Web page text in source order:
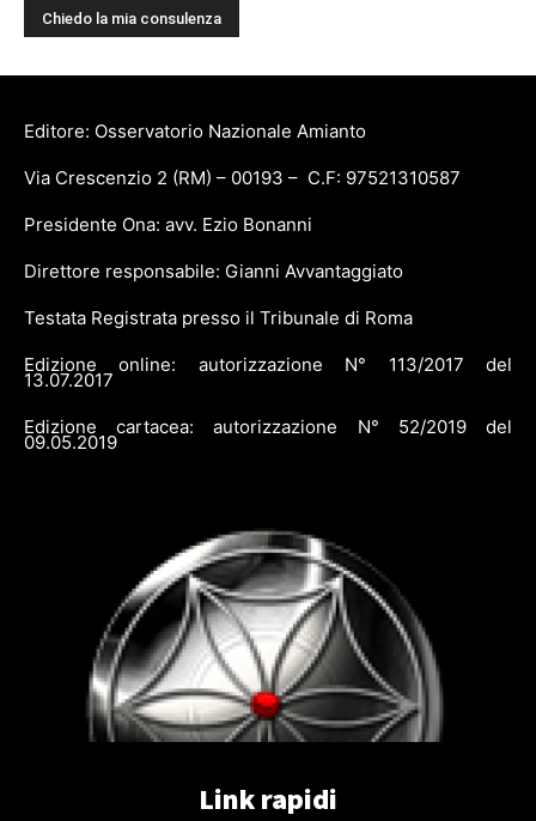
Editore: Osservatorio Nazionale Amianto
Via Crescenzio 2 (RM) – 00193 – C.F: 97521310587
Presidente Ona: avv. Ezio Bonanni
Direttore responsabile: Gianni Avvantaggiato
Testata Registrata presso il Tribunale di Roma
Edizione online: autorizzazione N° 113/2017 del
13.07.2017
Edizione cartacea: autorizzazione N° 52/2019 del
09.05.2019
Link rapidi